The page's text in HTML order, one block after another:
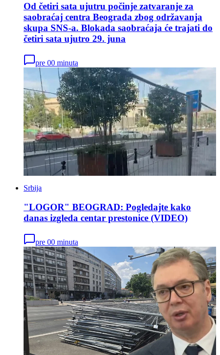
Od četiri sata ujutru počinje zatvaranje za
saobraćaj centra Beograda zbog održavanja
skupa SNS-a. Blokada saobraćaja će trajati do
četiri sata ujutro 29. juna
pre 00 minuta
Srbija
"LOGOR" BEOGRAD: Pogledajte kako
danas izgleda centar prestonice (VIDEO)
pre 00 minuta